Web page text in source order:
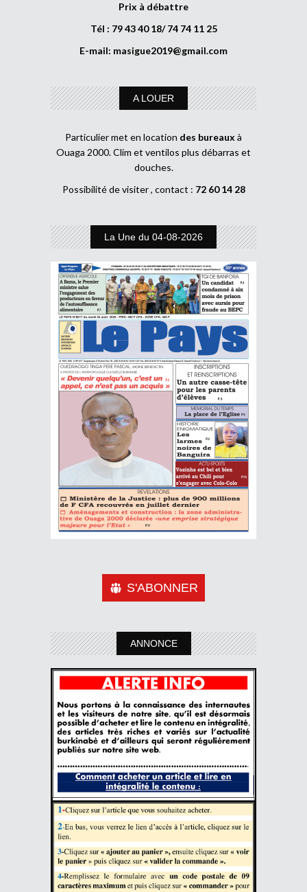
Prix à débattre
Tél : 79 43 40 18/ 74 74 11 25
E-mail: masigue2019@gmail.com
A LOUER
Particulier met en location des bureaux à
Ouaga 2000. Clim et ventilos plus débarras et
douches.
Possibilité de visiter , contact : 72 60 14 28
La Une du 04-08-2026
S'ABONNER
ANNONCE